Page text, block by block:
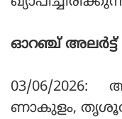
ഓറഞ്ച് അലര്‍ട്ട്
03/06/
ണാകുളം,